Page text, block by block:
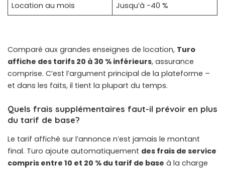
Location au mois
Jusqu’à -40 %
Comparé aux grandes enseignes de location, Turo
affiche des tarifs 20 à 30 % inférieurs, assurance
comprise. C’est l’argument principal de la plateforme –
et dans les faits, il tient la plupart du temps.
Quels frais supplémentaires faut-il prévoir en plus
du tarif de base?
Le tarif affiché sur l’annonce n’est jamais le montant
final. Turo ajoute automatiquement des frais de service
compris entre 10 et 20 % du tarif de base à la charge